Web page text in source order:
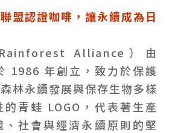
盟認證咖啡，讓永續成為日
Alliance）由
1986 年創立，致力於保護
林永續發展與保存生物多樣
青蛙 LOGO，代表著生產
、社會與經濟永續原則的堅